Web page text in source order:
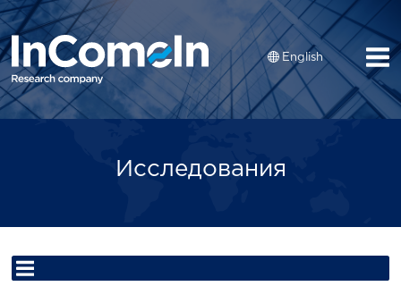
English
Исследования